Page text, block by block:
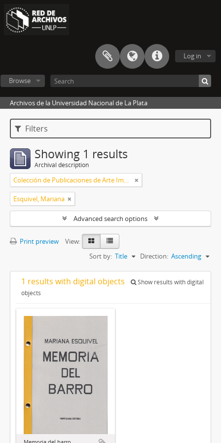
Log in
Browse
Archivos de la Universidad Nacional de La Plata
Filters
Showing 1 results
Archival description
Colección de Publicaciones de Arte Impreso
Esquivel, Mariana
Advanced search options
Print preview
View:
Sort by: Title Direction: Ascending
1 results with digital objects
Show results with digital
objects